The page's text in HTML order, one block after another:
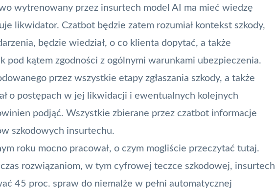
wytrenowany przez insurtech model AI ma mieć wiedzę
likwidator. Czatbot będzie zatem rozumiał kontekst szkody,
będzie wiedział, o co klienta dopytać, a także
pod kątem zgodności z ogólnymi warunkami ubezpieczenia.
przez wszystkie etapy zgłaszania szkody, a także
o postępach w jej likwidacji i ewentualnych kolejnych
podjąć. Wszystkie zbierane przez czatbot informacje
szkodowych insurtechu.
roku mocno pracował, o czym mogliście przeczytać tutaj.
rozwiązaniom, w tym cyfrowej teczce szkodowej, insurtech
45 proc. spraw do niemalże w pełni automatycznej